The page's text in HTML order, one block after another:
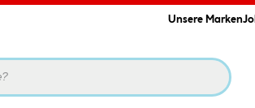
Unsere Marken